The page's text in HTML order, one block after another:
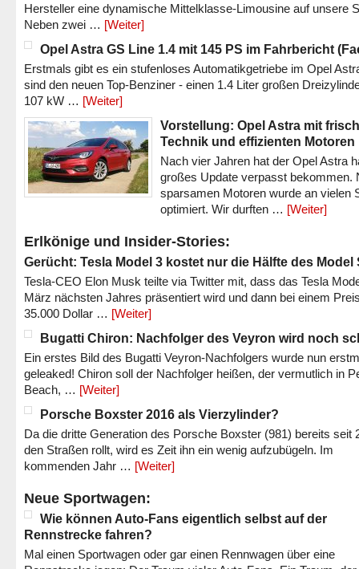
Hersteller eine dynamische Mittelklasse-Limousine auf unsere
Neben zwei … [Weiter]
Opel Astra GS Line 1.4 mit 145 PS im Fahrbericht
Erstmals gibt es ein stufenloses Automatikgetriebe im Opel
sind den neuen Top-Benziner - einen 1.4 Liter großen
107 kW … [Weiter]
Vorstellung: Opel Astra mit
Technik und effizienten Motoren
Nach vier Jahren hat der Opel Astra
großes Update verpasst bekommen.
sparsamen Motoren wurde an vielen
optimiert. Wir durften … [Weiter]
Erlkönige und Insider-Stories:
Gerücht: Tesla Model 3 kostet nur die Hälfte des Model
Tesla-CEO Elon Musk teilte via Twitter mit, dass das Tesla
März nächsten Jahres präsentiert wird und dann bei einem
35.000 Dollar … [Weiter]
Bugatti Chiron: Nachfolger des Veyron wird noch
Ein erstes Bild des Bugatti Veyron-Nachfolgers wurde nun
geleaked! Chiron soll der Nachfolger heißen, der vermutlich in
Beach, … [Weiter]
Porsche Boxster 2016 als Vierzylinder?
Da die dritte Generation des Porsche Boxster (981) bereits seit
den Straßen rollt, wird es Zeit ihn ein wenig aufzubügeln. Im
kommenden Jahr … [Weiter]
Neue Sportwagen:
Wie können Auto-Fans eigentlich selbst auf der
Rennstrecke fahren?
Mal einen Sportwagen oder gar einen Rennwagen über eine